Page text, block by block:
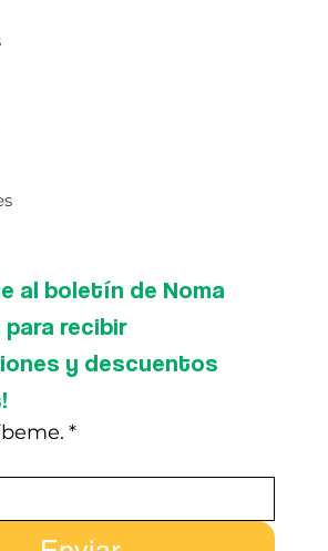
al boletín de Noma
recibir
y descuentos
*